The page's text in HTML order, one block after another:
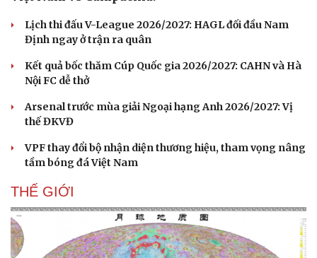
Lịch thi đấu V-League 2026/2027: HAGL đối đầu Nam
Định ngay ở trận ra quân
Kết quả bốc thăm Cúp Quốc gia 2026/2027: CAHN và Hà
Nội FC dễ thở
Arsenal trước mùa giải Ngoại hạng Anh 2026/2027: Vị
thế ĐKVĐ
VPF thay đổi bộ nhận diện thương hiệu, tham vọng nâng
tầm bóng đá Việt Nam
THẾ GIỚI